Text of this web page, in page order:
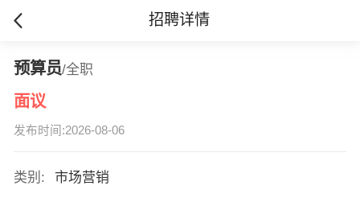
招聘详情
预算员/全职
面议
发布时间:2026-08-06
类别:
市场营销